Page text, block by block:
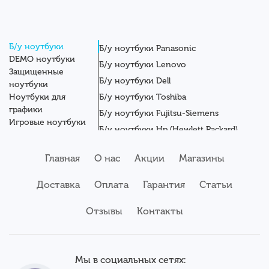
Б/у ноутбуки
DEMO ноутбуки
Защищенные
ноутбуки
Ноутбуки для
графики
Игровые ноутбуки
Мониторы
Серверы
Б/у ноутбуки Panasonic
Б/у ноутбуки Lenovo
Б/у ноутбуки Dell
Б/у ноутбуки Toshiba
Б/у ноутбуки Fujitsu-Siemens
Б/у ноутбуки Hp (Hewlett Packard)
Б/у ноутбуки Asus
Б/у ноутбуки Apple
Б/у ноутбуки Samsung
Главная О нас Акции Магазины
Доставка Оплата Гарантия Статьи
Отзывы Контакты
Мы в социальных сетях: